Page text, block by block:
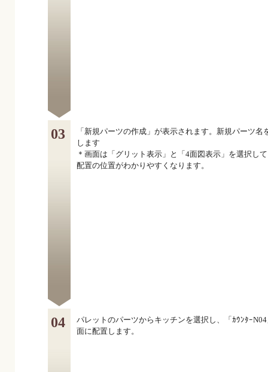
03
「新規パーツの作成」が表示されます。新規パーツ名
します
＊画面は「グリット表示」と「4面図表示」を選択し
配置の位置がわかりやすくなります。
04
パレットのパーツからキッチンを選択し、「ｶｳﾝﾀｰ
面に配置します。